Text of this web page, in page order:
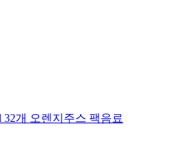
32개 오렌지주스 팩음료